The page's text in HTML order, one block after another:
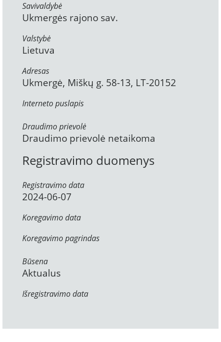
Savivaldybė
Ukmergės rajono sav.
Valstybė
Lietuva
Adresas
Ukmergė, Miškų g. 58-13, LT-20152
Interneto puslapis
Draudimo prievolė
Draudimo prievolė netaikoma
Registravimo duomenys
Registravimo data
2024-06-07
Koregavimo data
Koregavimo pagrindas
Būsena
Aktualus
Išregistravimo data